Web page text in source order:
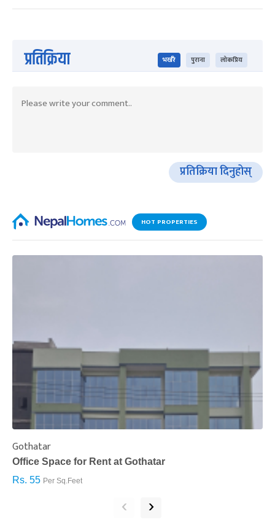
प्रतिक्रिया भर्खरै पुराना लोकप्रिय
प्रतिक्रिया दिनुहोस्
HOT PROPERTIES
Gothatar
Office Space for Rent at Gothatar
Rs. 55 Per Sq.Feet
‹ ›